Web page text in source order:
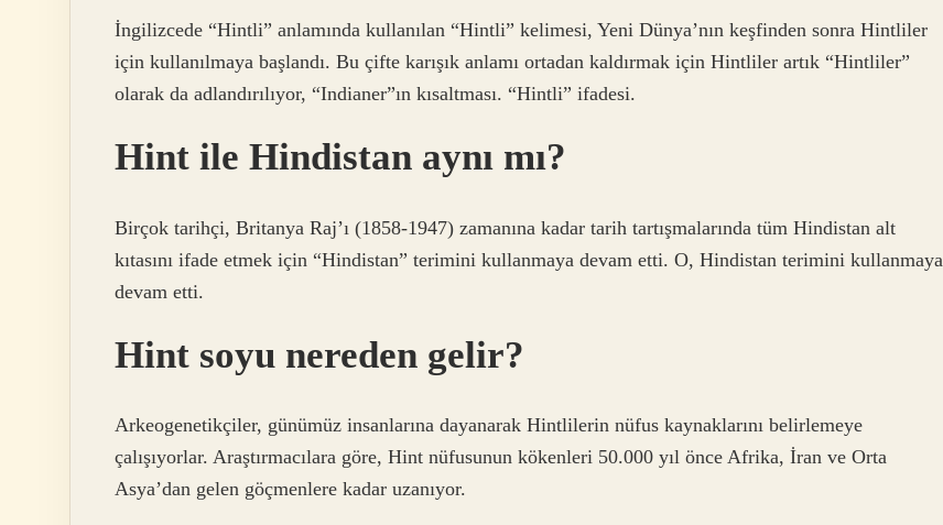
İngilizcede “Hintli” anlamında kullanılan “Hintli” kelimesi, Yeni Dünya’nın keşfinden sonra Hintliler
için kullanılmaya başlandı. Bu çifte karışık anlamı ortadan kaldırmak için Hintliler artık “Hintliler”
olarak da adlandırılıyor, “Indianer”ın kısaltması. “Hintli” ifadesi.
Hint ile Hindistan aynı mı?
Birçok tarihçi, Britanya Raj’ı (1858-1947) zamanına kadar tarih tartışmalarında tüm Hindistan alt
kıtasını ifade etmek için “Hindistan” terimini kullanmaya devam etti. O, Hindistan terimini kullanmaya
devam etti.
Hint soyu nereden gelir?
Arkeogenetikçiler, günümüz insanlarına dayanarak Hintlilerin nüfus kaynaklarını belirlemeye
çalışıyorlar. Araştırmacılara göre, Hint nüfusunun kökenleri 50.000 yıl önce Afrika, İran ve Orta
Asya’dan gelen göçmenlere kadar uzanıyor.